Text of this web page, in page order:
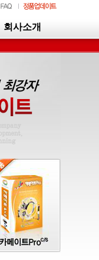
회사소개